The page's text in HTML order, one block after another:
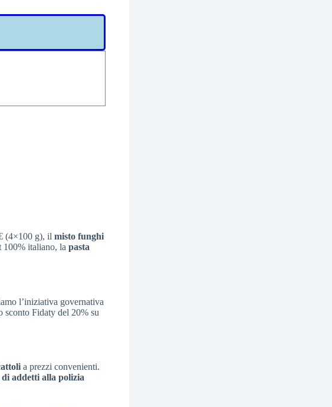
(4×100 g), il misto funghi
100% italiano, la pasta
l’iniziativa governativa
sconto Fidaty del 20% su
a prezzi convenienti.
di addetti alla polizia